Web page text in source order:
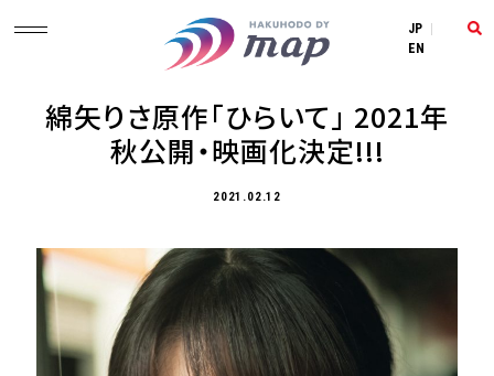
JP
EN
綿矢りさ原作「ひらいて」 2021年
秋公開・映画化決定!!!
2021.02.12